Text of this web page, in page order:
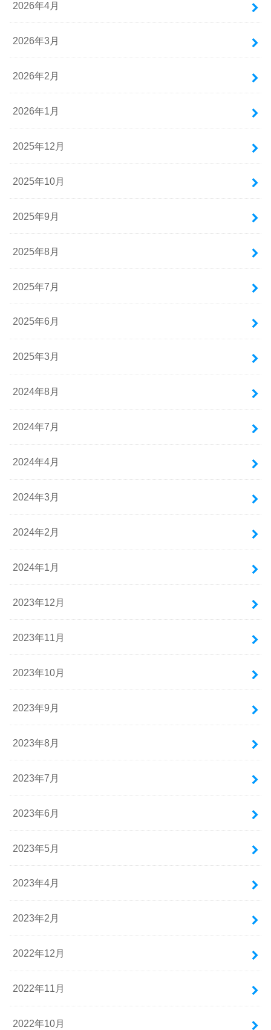
2026年4月
2026年3月
2026年2月
2026年1月
2025年12月
2025年10月
2025年9月
2025年8月
2025年7月
2025年6月
2025年3月
2024年8月
2024年7月
2024年4月
2024年3月
2024年2月
2024年1月
2023年12月
2023年11月
2023年10月
2023年9月
2023年8月
2023年7月
2023年6月
2023年5月
2023年4月
2023年2月
2022年12月
2022年11月
2022年10月